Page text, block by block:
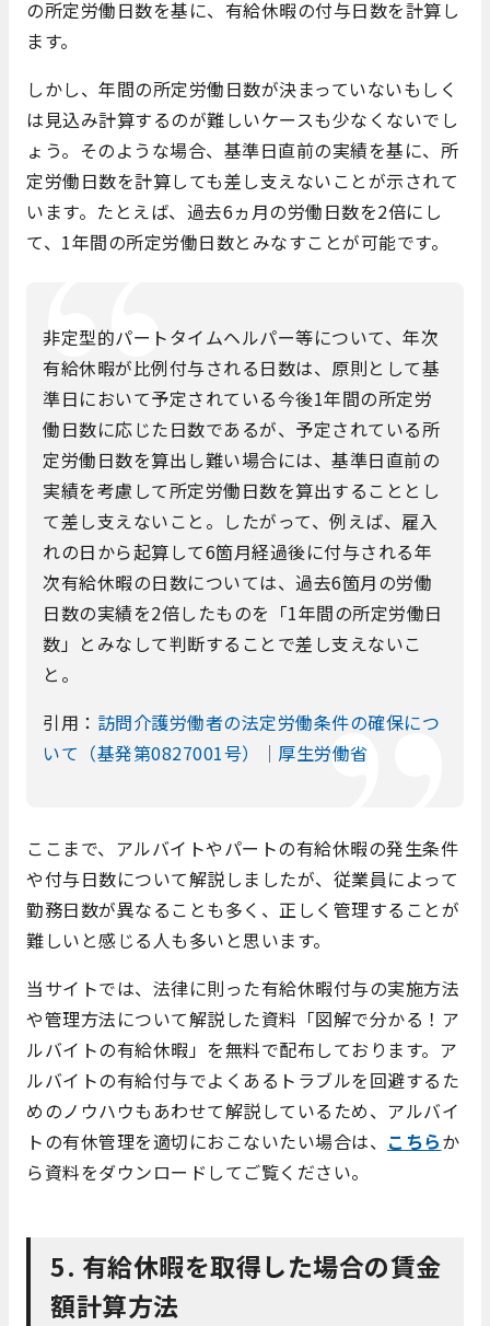
の所定労働日数を基に、有給休暇の付与日数を計算し
ます。
しかし、年間の所定労働日数が決まっていないもしく
は見込み計算するのが難しいケースも少なくないでし
ょう。そのような場合、基準日直前の実績を基に、所
定労働日数を計算しても差し支えないことが示されて
います。たとえば、過去6ヵ月の労働日数を2倍にし
て、1年間の所定労働日数とみなすことが可能です。
非定型的パートタイムヘルパー等について、年次
有給休暇が比例付与される日数は、原則として基
準日において予定されている今後1年間の所定労
働日数に応じた日数であるが、予定されている所
定労働日数を算出し難い場合には、基準日直前の
実績を考慮して所定労働日数を算出することとし
て差し支えないこと。したがって、例えば、雇入
れの日から起算して6箇月経過後に付与される年
次有給休暇の日数については、過去6箇月の労働
日数の実績を2倍したものを「1年間の所定労働日
数」とみなして判断することで差し支えないこ
と。
引用： 訪問介護労働者の法定労働条件の確保につ
いて（基発第0827001号）｜厚生労働省
ここまで、アルバイトやパートの有給休暇の発生条件
や付与日数について解説しましたが、従業員によって
勤務日数が異なることも多く、正しく管理することが
難しいと感じる人も多いと思います。
当サイトでは、法律に則った有給休暇付与の実施方法
や管理方法について解説した資料「図解で分かる！ア
ルバイトの有給休暇」を無料で配布しております。ア
ルバイトの有給付与でよくあるトラブルを回避するた
めのノウハウもあわせて解説しているため、アルバイ
トの有休管理を適切におこないたい場合は、 こちらか
ら資料をダウンロードしてご覧ください。
5. 有給休暇を取得した場合の賃金
額計算方法